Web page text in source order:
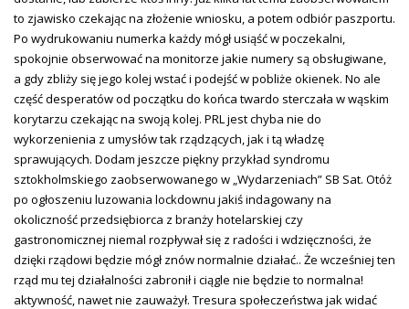
to zjawisko czekając na złożenie wniosku, a potem odbiór paszportu.
Po wydrukowaniu numerka każdy mógł usiąść w poczekalni,
spokojnie obserwować na monitorze jakie numery są obsługiwane,
a gdy zbliży się jego kolej wstać i podejść w pobliże okienek. No ale
część desperatów od początku do końca twardo sterczała w wąskim
korytarzu czekając na swoją kolej. PRL jest chyba nie do
wykorzenienia z umysłów tak rządzących, jak i tą władzę
sprawujących. Dodam jeszcze piękny przykład syndromu
sztokholmskiego zaobserwowanego w „Wydarzeniach” SB Sat. Otóż
po ogłoszeniu luzowania lockdownu jakiś indagowany na
okoliczność przedsiębiorca z branży hotelarskiej czy
gastronomicznej niemal rozpływał się z radości i wdzięczności, że
dzięki rządowi będzie mógł znów normalnie działać.. Że wcześniej ten
rząd mu tej działalności zabronił i ciągle nie będzie to normalna!
aktywność, nawet nie zauważył. Tresura społeczeństwa jak widać